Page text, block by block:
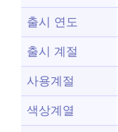
출시 연도
출시 계절
사용계절
색상계열